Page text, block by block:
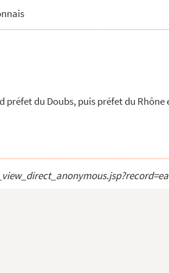
en 1...
du Doubs, puis préfet du Rhône